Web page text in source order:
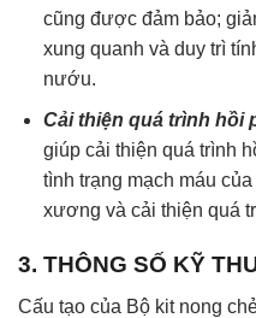
cũng được đảm bảo;
xung quanh và duy trì
nướu.
Cải thiện quá trình hồi
giúp cải thiện quá trình
tình trạng mạch máu
xương và cải thiện quá
3. THÔNG SỐ KỸ
Cấu tạo của Bộ kit nong